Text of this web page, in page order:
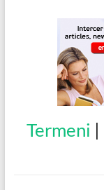
Termeni |